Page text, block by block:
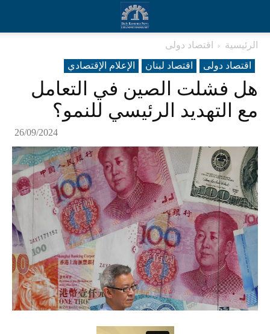
الرئيسية
اقتصاد دولی
اقتصاد دولی
اقتصاد لبنان الإعلام الإقتصادي
هل فشلت الصين في التعامل
مع التهديد الرئيسي للنمو؟
26/09/2024